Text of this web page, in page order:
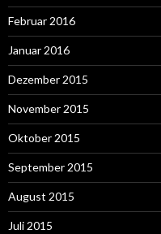
Februar 2016
Januar 2016
Dezember 2015
November 2015
Oktober 2015
September 2015
August 2015
Juli 2015